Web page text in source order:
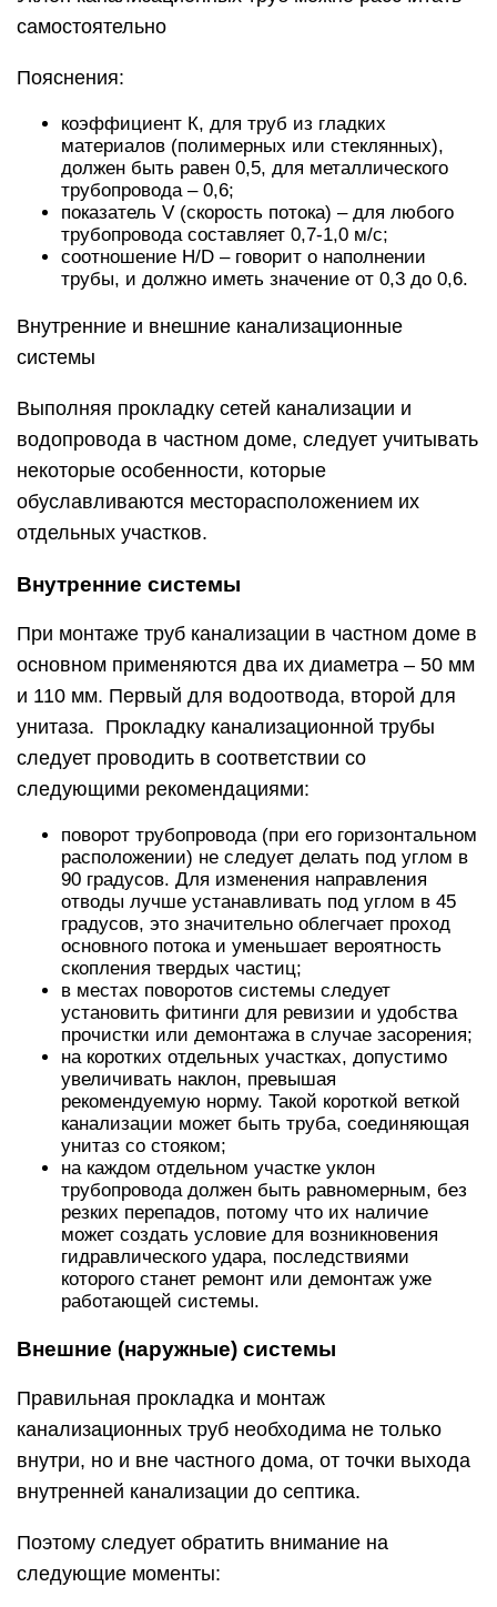
самостоятельно
Пояснения:
коэффициент К, для труб из гладких
материалов (полимерных или стеклянных),
должен быть равен 0,5, для металлического
трубопровода – 0,6;
показатель V (скорость потока) – для любого
трубопровода составляет 0,7-1,0 м/с;
соотношение H/D – говорит о наполнении
трубы, и должно иметь значение от 0,3 до 0,6.
Внутренние и внешние канализационные
системы
Выполняя прокладку сетей канализации и
водопровода в частном доме, следует учитывать
некоторые особенности, которые
обуславливаются месторасположением их
отдельных участков.
Внутренние системы
При монтаже труб канализации в частном доме в
основном применяются два их диаметра – 50 мм
и 110 мм. Первый для водоотвода, второй для
унитаза. Прокладку канализационной трубы
следует проводить в соответствии со
следующими рекомендациями:
поворот трубопровода (при его горизонтальном
расположении) не следует делать под углом в
90 градусов. Для изменения направления
отводы лучше устанавливать под углом в 45
градусов, это значительно облегчает проход
основного потока и уменьшает вероятность
скопления твердых частиц;
в местах поворотов системы следует
установить фитинги для ревизии и удобства
прочистки или демонтажа в случае засорения;
на коротких отдельных участках, допустимо
увеличивать наклон, превышая
рекомендуемую норму. Такой короткой веткой
канализации может быть труба, соединяющая
унитаз со стояком;
на каждом отдельном участке уклон
трубопровода должен быть равномерным, без
резких перепадов, потому что их наличие
может создать условие для возникновения
гидравлического удара, последствиями
которого станет ремонт или демонтаж уже
работающей системы.
Внешние (наружные) системы
Правильная прокладка и монтаж
канализационных труб необходима не только
внутри, но и вне частного дома, от точки выхода
внутренней канализации до септика.
Поэтому следует обратить внимание на
следующие моменты: